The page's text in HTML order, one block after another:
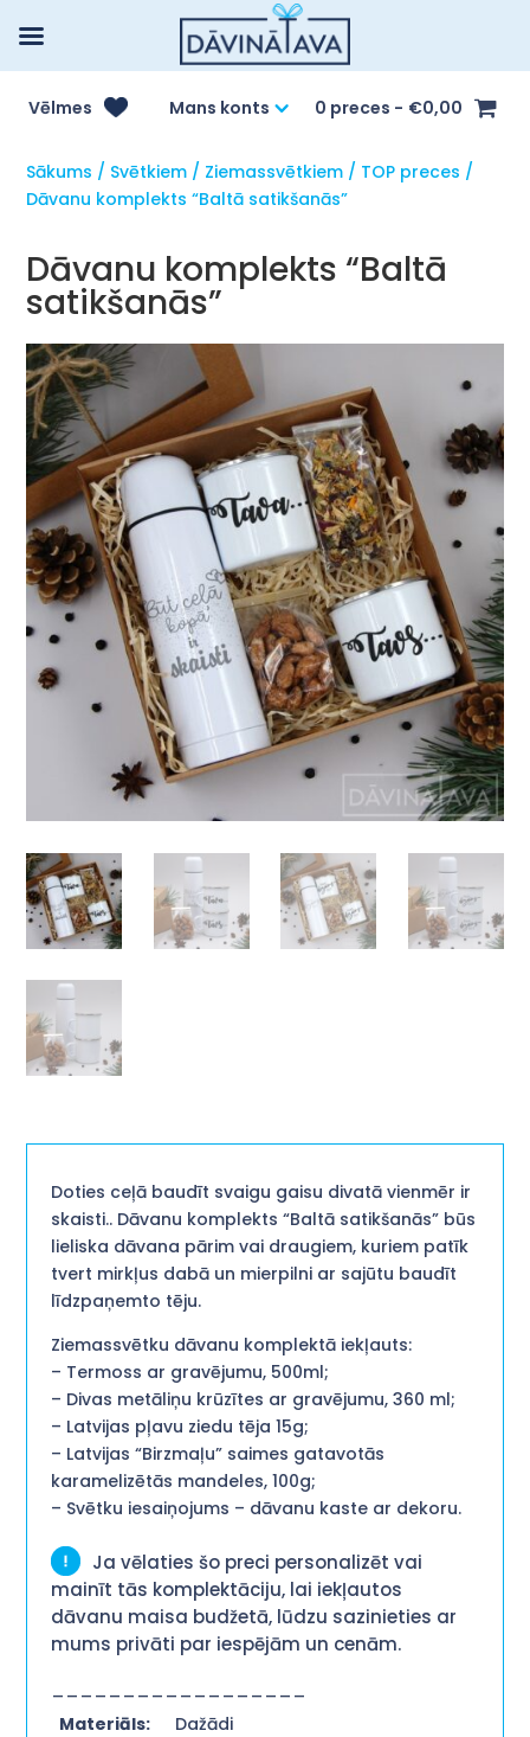
Vēlmes Mans konts 0 preces €0,00
Sākums / Svētkiem / Ziemassvētkiem / TOP preces /
Dāvanu komplekts “Baltā satikšanās”
Dāvanu komplekts “Baltā
satikšanās”
Doties ceļā baudīt svaigu gaisu divatā vienmēr ir
skaisti.. Dāvanu komplekts “Baltā satikšanās” būs
lieliska dāvana pārim vai draugiem, kuriem patīk
tvert mirkļus dabā un mierpilni ar sajūtu baudīt
līdzpaņemto tēju.
Ziemassvētku dāvanu komplektā iekļauts:
– Termoss ar gravējumu, 500ml;
– Divas metāliņu krūzītes ar gravējumu, 360 ml;
– Latvijas pļavu ziedu tēja 15g;
– Latvijas “Birzmaļu” saimes gatavotās
karamelizētās mandeles, 100g;
– Svētku iesaiņojums – dāvanu kaste ar dekoru.
Ja vēlaties šo preci personalizēt vai
mainīt tās komplektāciju, lai iekļautos
dāvanu maisa budžetā, lūdzu sazinieties ar
mums privāti par iespējām un cenām.
Materiāls:
Dažādi